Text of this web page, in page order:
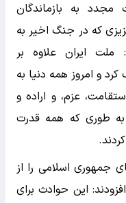
به بازماندگان
که در جنگ اخیر به
ملت ایران علاوه بر
در این ۱۲ روز کسب کرد و امروز همه دنیا به
عزم، و اراده و
طوری که همه قدرت
جمهوری اسلامی را از
این حوادث برای